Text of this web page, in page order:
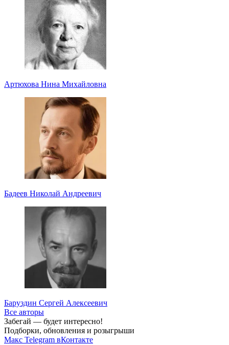
Артюхова Нина Михайловна
Бадеев Николай Андреевич
Баруздин Сергей Алексеевич
Все авторы
Забегай — будет интересно!
Подборки, обновления и розыгрыши
Макс Telegram вКонтакте